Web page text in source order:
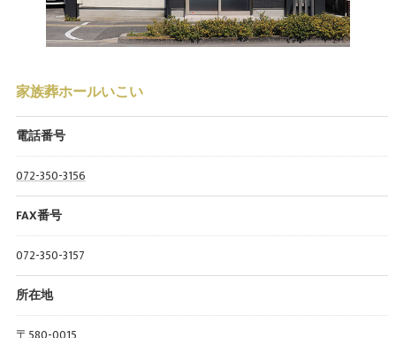
家族葬ホールいこい
電話番号
072-350-3156
FAX番号
072-350-3157
所在地